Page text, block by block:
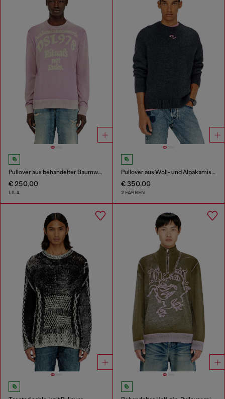
Pullover aus behandelter Baumwolle mit Slogan
€ 250,00
LILA
Pullover aus Woll- und Alpakamischung
€ 350,00
2 FARBEN